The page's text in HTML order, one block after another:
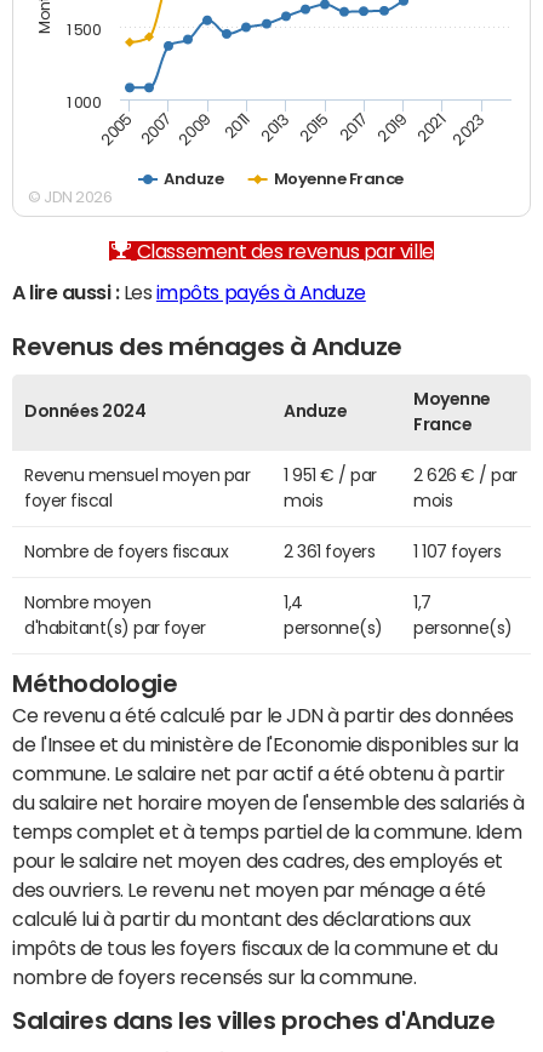
Anduze Moyenne France
2005 2007 2009 2011 2013 2015 2017 2019 2021 2023
1 000
1 500
© JDN 2026
Classement des revenus par ville
A lire aussi :Les impôts payés à Anduze
Revenus des ménages à Anduze
Données 2024 Anduze
Moyenne
France
Revenu mensuel moyen par
foyer fiscal
1 951 € / par
mois
2 626 € / par
mois
Nombre de foyers fiscaux 2 361 foyers 1 107 foyers
Nombre moyen
d'habitant(s) par foyer
1,4
personne(s)
1,7
personne(s)
Méthodologie
Ce revenu a été calculé par le JDN à partir des données
de l'Insee et du ministère de l'Economie disponibles sur la
commune. Le salaire net par actif a été obtenu à partir
du salaire net horaire moyen de l'ensemble des salariés à
temps complet et à temps partiel de la commune. Idem
pour le salaire net moyen des cadres, des employés et
des ouvriers. Le revenu net moyen par ménage a été
calculé lui à partir du montant des déclarations aux
impôts de tous les foyers fiscaux de la commune et du
nombre de foyers recensés sur la commune.
Salaires dans les villes proches d'Anduze